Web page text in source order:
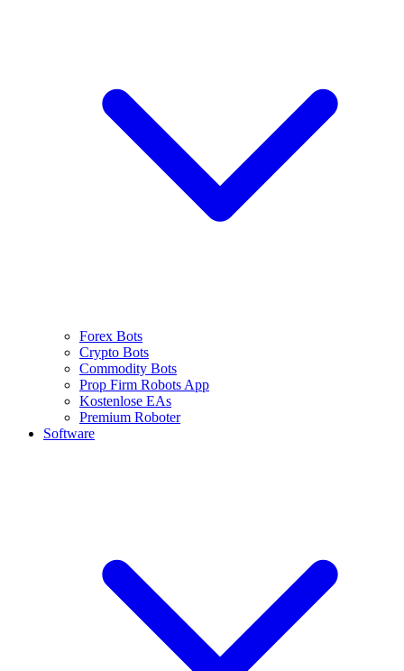
Forex Bots
Crypto Bots
Commodity Bots
Prop Firm Robots App
Kostenlose EAs
Premium Roboter
Software